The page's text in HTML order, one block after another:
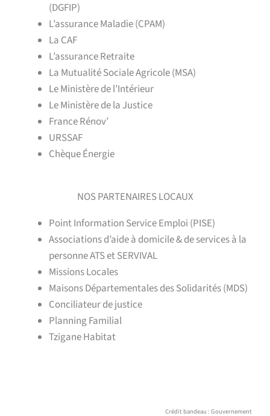
(DGFIP)
L’assurance Maladie (CPAM)
La CAF
L’assurance Retraite
La Mutualité Sociale Agricole (MSA)
Le Ministère de l’Intérieur
Le Ministère de la Justice
France Rénov’
URSSAF
Chèque Énergie
NOS PARTENAIRES LOCAUX
Point Information Service Emploi (PISE)
Associations d’aide à domicile & de services à la
personne ATS et SERVIVAL
Missions Locales
Maisons Départementales des Solidarités (MDS)
Conciliateur de justice
Planning Familial
Tzigane Habitat
Crédit bandeau : Gouvernement